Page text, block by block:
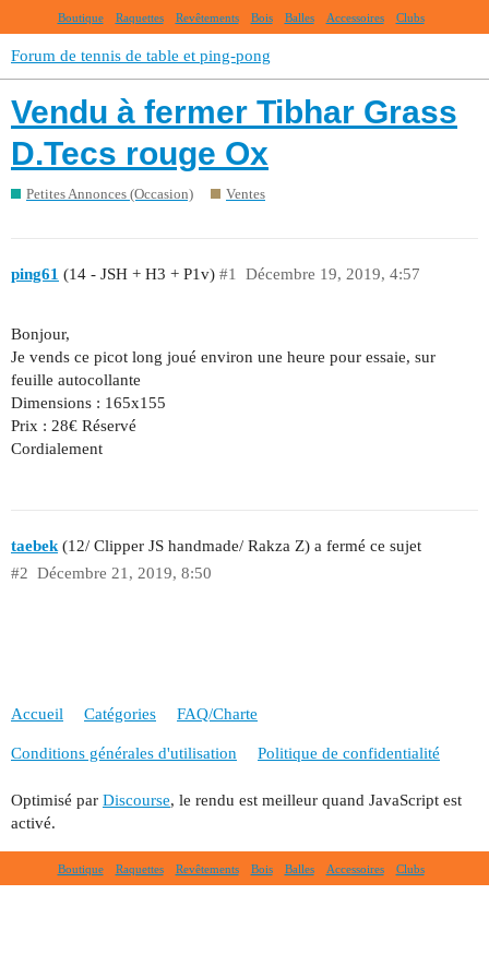
Boutique Raquettes Revêtements Bois Balles Accessoires Clubs
Forum de tennis de table et ping-pong
Vendu à fermer Tibhar Grass
D.Tecs rouge Ox
Petites Annonces (Occasion) Ventes
ping61 (14 - JSH + H3 + P1v) Décembre 19, 2019, 4:57
#1
Bonjour,
Je vends ce picot long joué environ une heure pour essaie, sur
feuille autocollante
Dimensions : 165x155
Prix : 28€ Réservé
Cordialement
taebek(12/ Clipper JS handmade/ Rakza Z) a fermé ce sujet
Décembre 21, 2019, 8:50
#2
Accueil Catégories FAQ/Charte
Conditions générales d'utilisation Politique de confidentialité
Optimisé par Discourse, le rendu est meilleur quand JavaScript est
activé.
Boutique Raquettes Revêtements Bois Balles Accessoires Clubs